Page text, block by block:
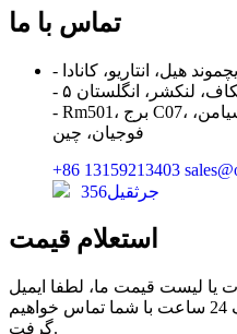
تماس با ما
لنکشر، انگلستان
- Rm501، برج C07، فاز سافت پارک 3، جیمی، شیامن،
فوجیان، چین
‎+86 13159213403‎
جرثقیل356
استعلام قیمت
یا لیست قیمت ما، لطفا ایمیل
خود را برای ما بگذارید و ما ظرف 24 ساعت با شما تماس خواهیم
گرفت.